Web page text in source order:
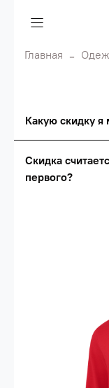
Главная
Какую скидку я
Сумма
(33%)
(36%)
Скидка
первого?